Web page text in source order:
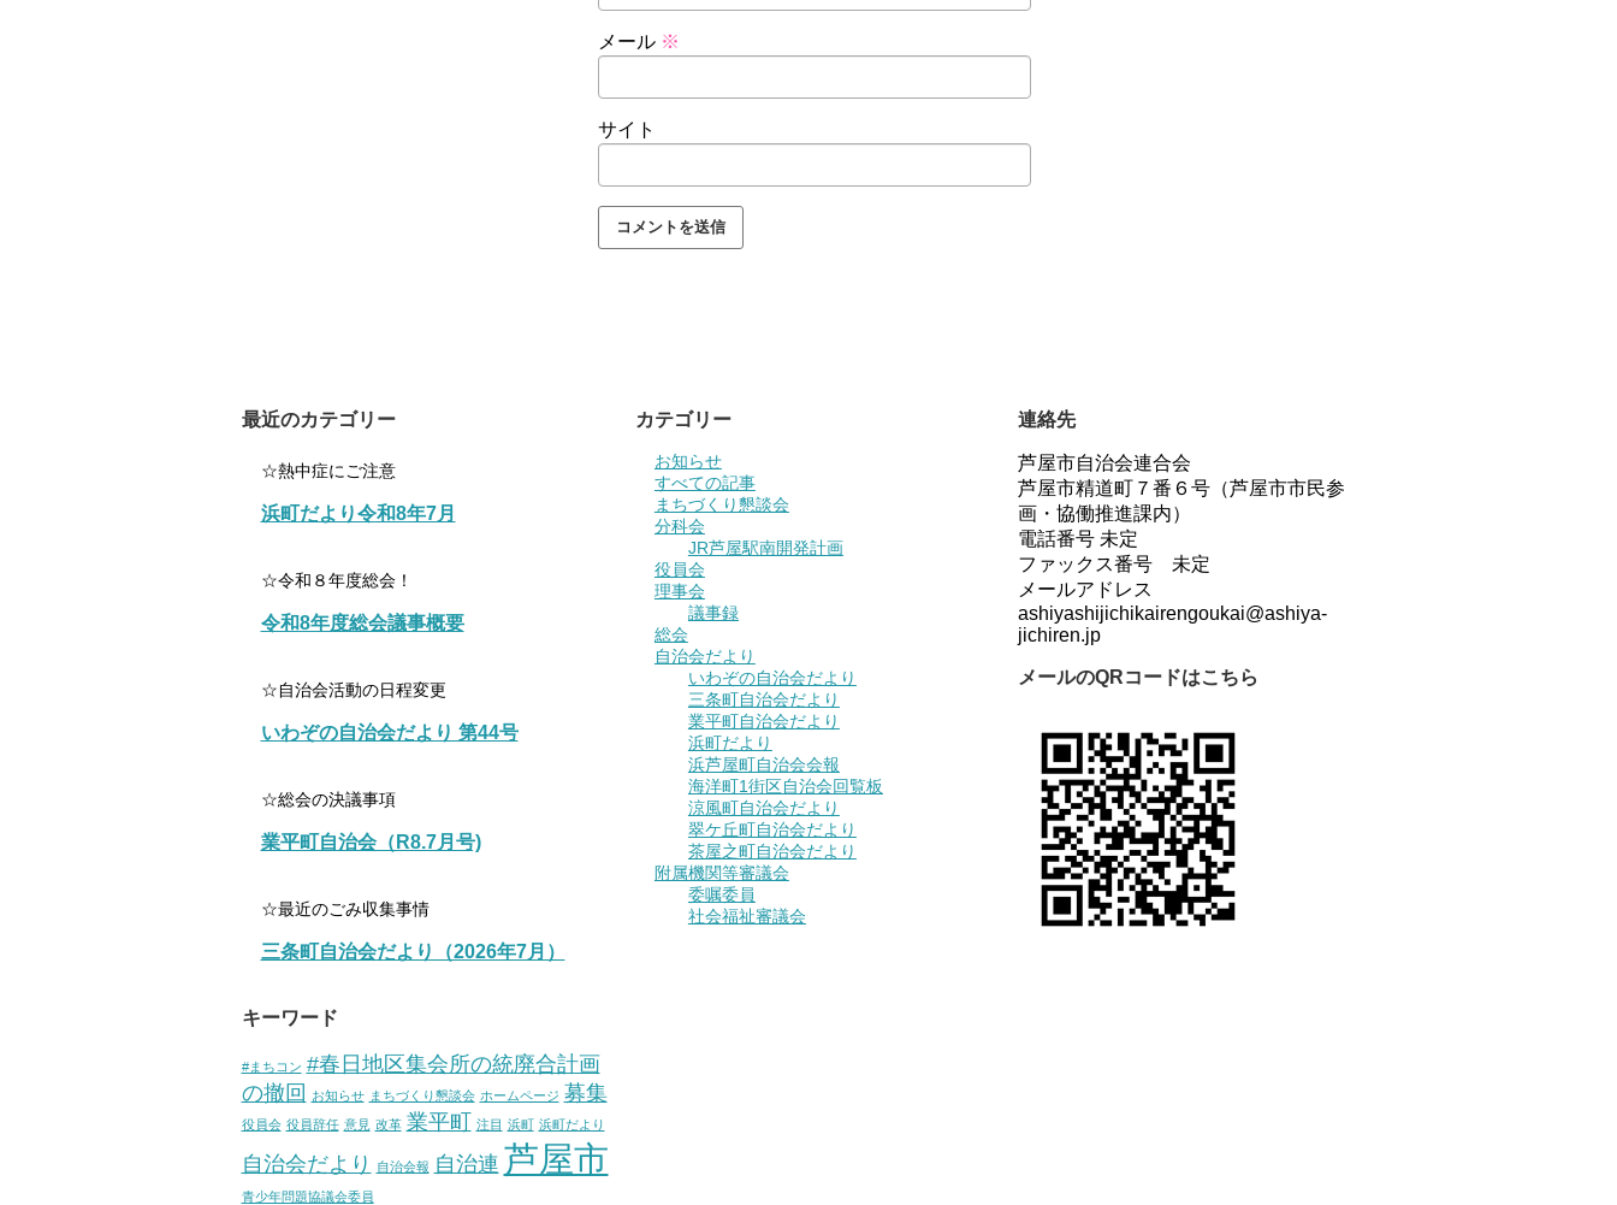
メール ※
サイト
最近のカテゴリー
☆熱中症にご注意
浜町だより令和8年7月
☆令和８年度総会！
令和8年度総会議事概要
☆自治会活動の日程変更
いわぞの自治会だより 第44号
☆総会の決議事項
業平町自治会（R8.7月号)
☆最近のごみ収集事情
三条町自治会だより（2026年7月）
キーワード
#まちコン #春日地区集会所の統廃合計画
の撤回
お知らせ まちづくり懇談会 ホームページ 募集
役員会 役員辞任 意見 改革 業平町 注目 浜町 浜町だより
自治会だより 自治会報 自治連 芦屋市
青少年問題協議会委員
カテゴリー
お知らせ
すべての記事
まちづくり懇談会
分科会
JR芦屋駅南開発計画
役員会
理事会
議事録
総会
自治会だより
いわぞの自治会だより
三条町自治会だより
業平町自治会だより
浜町だより
浜芦屋町自治会会報
海洋町1街区自治会回覧板
涼風町自治会だより
翠ケ丘町自治会だより
茶屋之町自治会だより
附属機関等審議会
委嘱委員
社会福祉審議会
連絡先
芦屋市自治会連合会
芦屋市精道町７番６号（芦屋市市民参
画・協働推進課内）
電話番号 未定
ファックス番号 未定
メールアドレス
ashiyashijichikairengoukai@ashiya-
jichiren.jp
メールのQRコードはこちら